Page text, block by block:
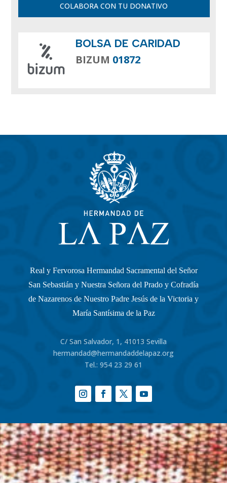
COLABORA CON TU DONATIVO
BOLSA DE CARIDAD
BIZUM 01872
Real y Fervorosa Hermandad Sacramental del Señor
San Sebastián y Nuestra Señora del Prado y Cofradía
de Nazarenos de Nuestro Padre Jesús de la Victoria y
María Santísima de la Paz
C/ San Salvador, 1, 41013 Sevilla
hermandad@hermandaddelapaz.org
Tel.: 954 23 29 61